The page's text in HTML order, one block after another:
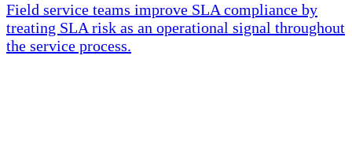
Field service teams improve SLA compliance by
treating SLA risk as an operational signal throughout
the service process.